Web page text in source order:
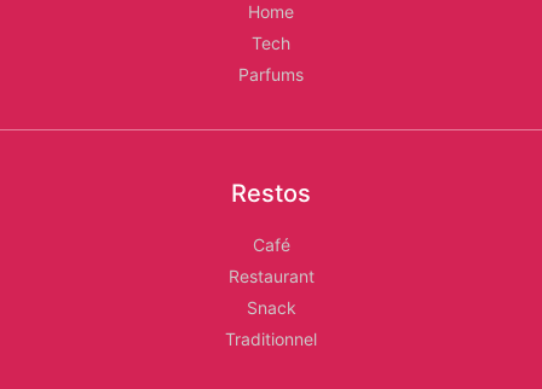
Home
Tech
Parfums
Restos
Café
Restaurant
Snack
Traditionnel